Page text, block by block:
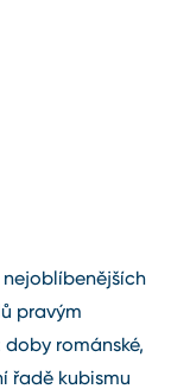
pravým
románské,
řadě kubismu